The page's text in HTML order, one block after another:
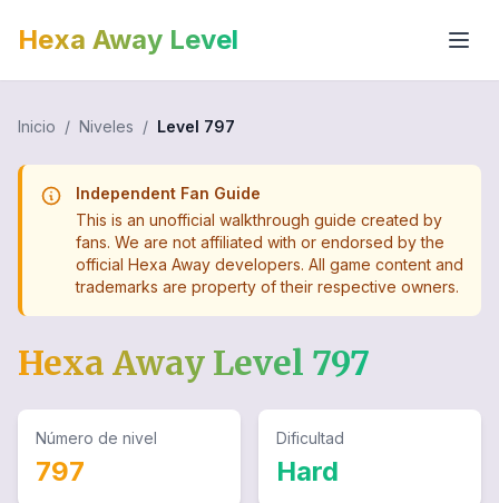
Hexa Away Level
Inicio / Niveles / Level 797
Independent Fan Guide
This is an unofficial walkthrough guide created by
fans. We are not affiliated with or endorsed by the
official Hexa Away developers. All game content and
trademarks are property of their respective owners.
Hexa Away Level 797
Número de nivel
797
Dificultad
Hard